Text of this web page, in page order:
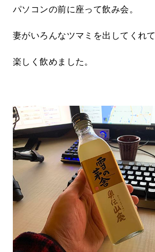
パソコンの前に座って飲み会。
妻がいろんなツマミを出してくれて
楽しく飲めました。